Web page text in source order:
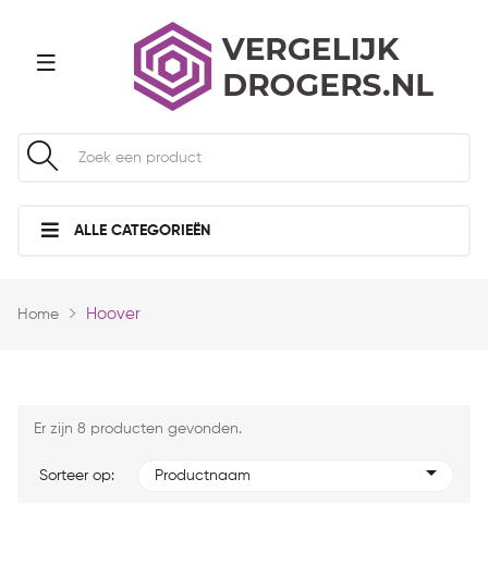
ALLE CATEGORIEËN
Home Hoover
Er zijn 8 producten gevonden.
Sorteer op: Productnaam